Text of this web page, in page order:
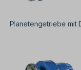
Planetengetriebe mit